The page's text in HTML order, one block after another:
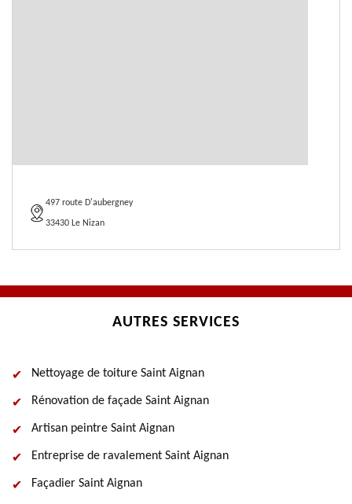
497 route D'aubergney
33430 Le Nizan
AUTRES SERVICES
Nettoyage de toiture Saint Aignan
Rénovation de façade Saint Aignan
Artisan peintre Saint Aignan
Entreprise de ravalement Saint Aignan
Façadier Saint Aignan